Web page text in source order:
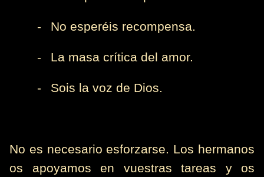
- No esperéis recompensa.
- La masa crítica del amor.
- Sois la voz de Dios.
No es necesario esforzarse. Los hermanos
os apoyamos en vuestras tareas y os